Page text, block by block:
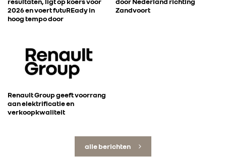
2026 en voert futuREady in
hoog tempo door
Zandvoort
Renault Group geeft voorrang
aan elektrificatie en
verkoopkwaliteit
alle berichten